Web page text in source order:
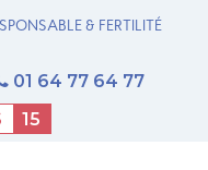
& FERTILITÉ
01 64 77 64 77
15